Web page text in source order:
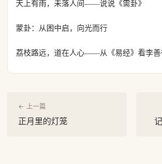
天上有雨，未落人间——说说《需卦》
蒙卦：从困中启，向光而行
荔枝路远，道在人心——从《易经》看李善
← 上一篇
正月里的灯笼